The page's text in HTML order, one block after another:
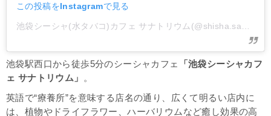
この投稿をInstagramで見る
池袋駅西口から徒歩5分のシーシャカフェ
「池袋シーシャカフ
ェ サナトリウム」
。
英語で“療養所”を意味する店名の通り、広くて明るい店内に
は、植物やドライフラワー、ハーバリウムなど癒し効果の高